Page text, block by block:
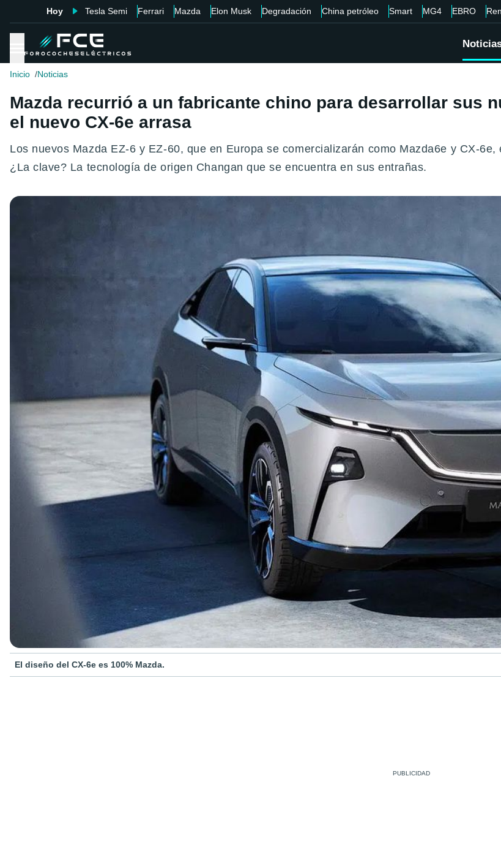
Hoy Tesla Semi Ferrari Mazda Elon Musk Degradación China petróleo Smart MG4 EBRO
Inicio Noticias
Mazda recurrió a un fabricante chino para desarrollar sus
el nuevo CX-6e arrasa
Los nuevos Mazda EZ-6 y EZ-60, que en Europa se comercializarán como Mazda6e y CX-
¿La clave? La tecnología de origen Changan que se encuentra en sus entrañas.
El diseño del CX-6e es 100% Mazda.